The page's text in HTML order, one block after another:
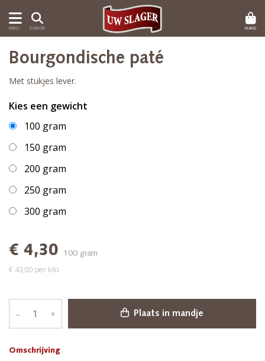
MENU ZOEKEN MAND
Omschrijving
Bourgondische paté
Met stukjes lever.
Kies een gewicht
100 gram
150 gram
200 gram
250 gram
300 gram
€ 4,30 100 gram
€ 43,00 per kilo
– + Plaats in mandje